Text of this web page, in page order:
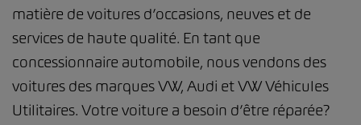
matière de voitures d’occasions, neuves et de
services de haute qualité. En tant que
concessionnaire automobile, nous vendons des
voitures des marques VW, Audi et VW Véhicules
Utilitaires. Votre voiture a besoin d’être réparée?